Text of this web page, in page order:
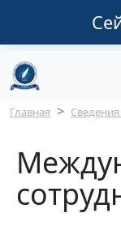
Строка
Главная